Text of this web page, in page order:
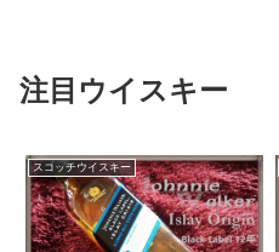
注目ウイスキー
スコッチウイスキー